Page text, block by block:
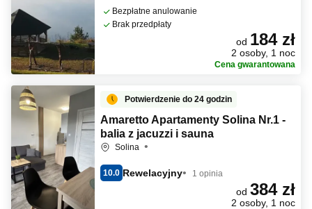
Bezpłatne anulowanie
Brak przedpłaty
od 184 zł
2 osoby, 1 noc
Cena gwarantowana
Potwierdzenie do 24 godzin
Amaretto Apartamenty Solina Nr.1 -
balia z jacuzzi i sauna
Solina
10.0 Rewelacyjny 1 opinia
od 384 zł
2 osoby, 1 noc